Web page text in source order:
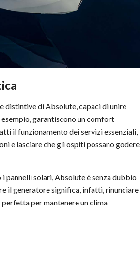
distintive di Absolute, capaci di unire
garantiscono un comfort
il funzionamento dei servizi essenziali,
e lasciare che gli ospiti possano godere
pannelli solari, Absolute è senza dubbio
il generatore significa, infatti, rinunciare
per mantenere un clima